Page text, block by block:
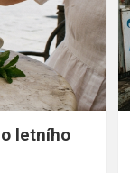
letního